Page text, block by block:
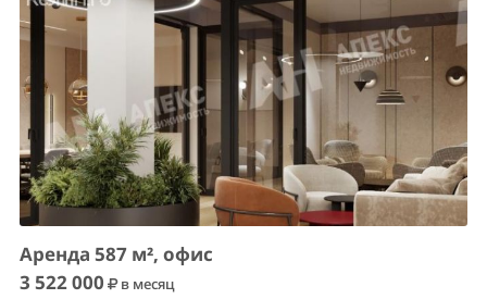
Аренда 587 м², офис
3 522 000
в месяц